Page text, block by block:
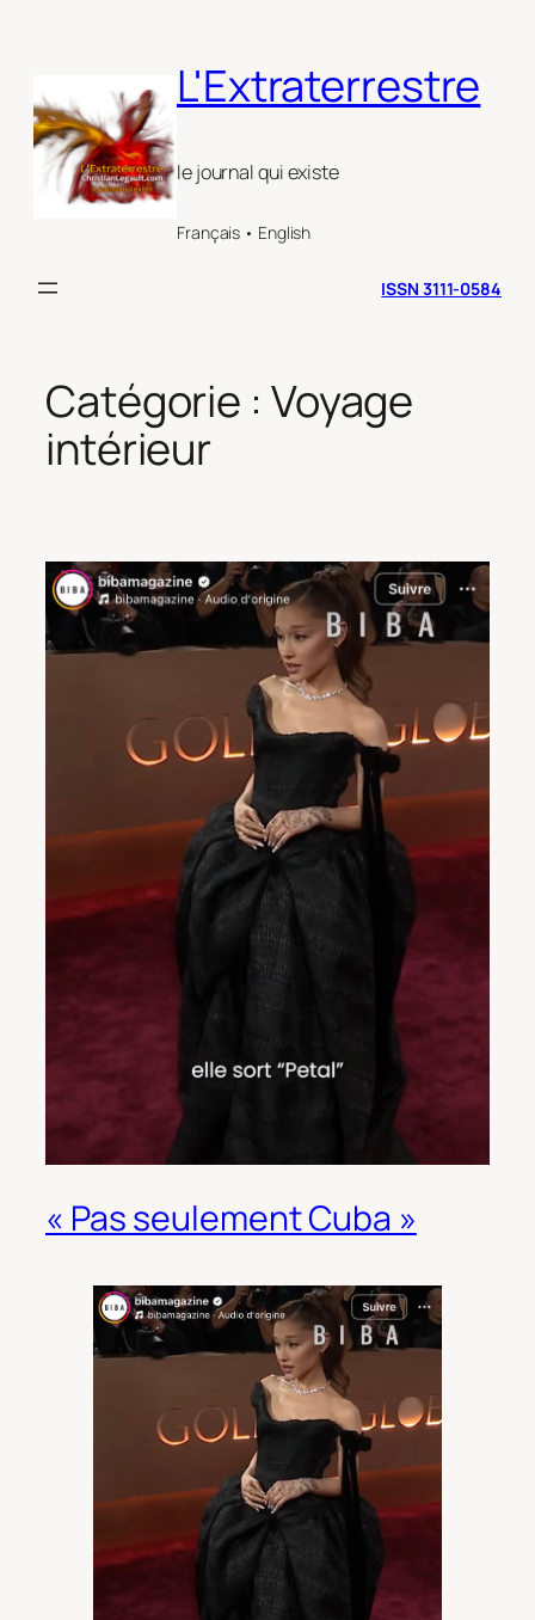
L'Extraterrestre
le journal qui existe
Français • English
ISSN 3111-0584
Catégorie : Voyage
intérieur
« Pas seulement Cuba »